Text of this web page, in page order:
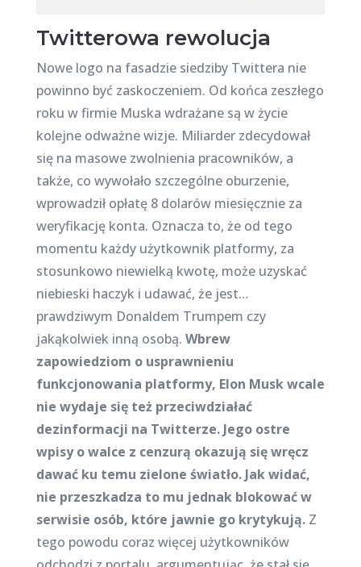
Twitterowa rewolucja
Nowe logo na fasadzie siedziby Twittera nie
powinno być zaskoczeniem. Od końca zeszłego
roku w firmie Muska wdrażane są w życie
kolejne odważne wizje. Miliarder zdecydował
się na masowe zwolnienia pracowników, a
także, co wywołało szczególne oburzenie,
wprowadził opłatę 8 dolarów miesięcznie za
weryfikację konta. Oznacza to, że od tego
momentu każdy użytkownik platformy, za
stosunkowo niewielką kwotę, może uzyskać
niebieski haczyk i udawać, że jest…
prawdziwym Donaldem Trumpem czy
jakąkolwiek inną osobą. Wbrew
zapowiedziom o usprawnieniu
funkcjonowania platformy, Elon Musk wcale
nie wydaje się też przeciwdziałać
dezinformacji na Twitterze. Jego ostre
wpisy o walce z cenzurą okazują się wręcz
dawać ku temu zielone światło. Jak widać,
nie przeszkadza to mu jednak blokować w
serwisie osób, które jawnie go krytykują.Z
tego powodu coraz więcej użytkowników